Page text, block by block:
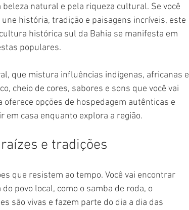
natural e pela riqueza cultural. Se você
história, tradição e paisagens incríveis, este
histórica sul da Bahia se manifesta em
populares.
que mistura influências indígenas, africanas e
cheio de cores, sabores e sons que você vai
opções de hospedagem autênticas e
casa enquanto explora a região.
e tradições
que resistem ao tempo. Você vai encontrar
povo local, como o samba de roda, o
são vivas e fazem parte do dia a dia das